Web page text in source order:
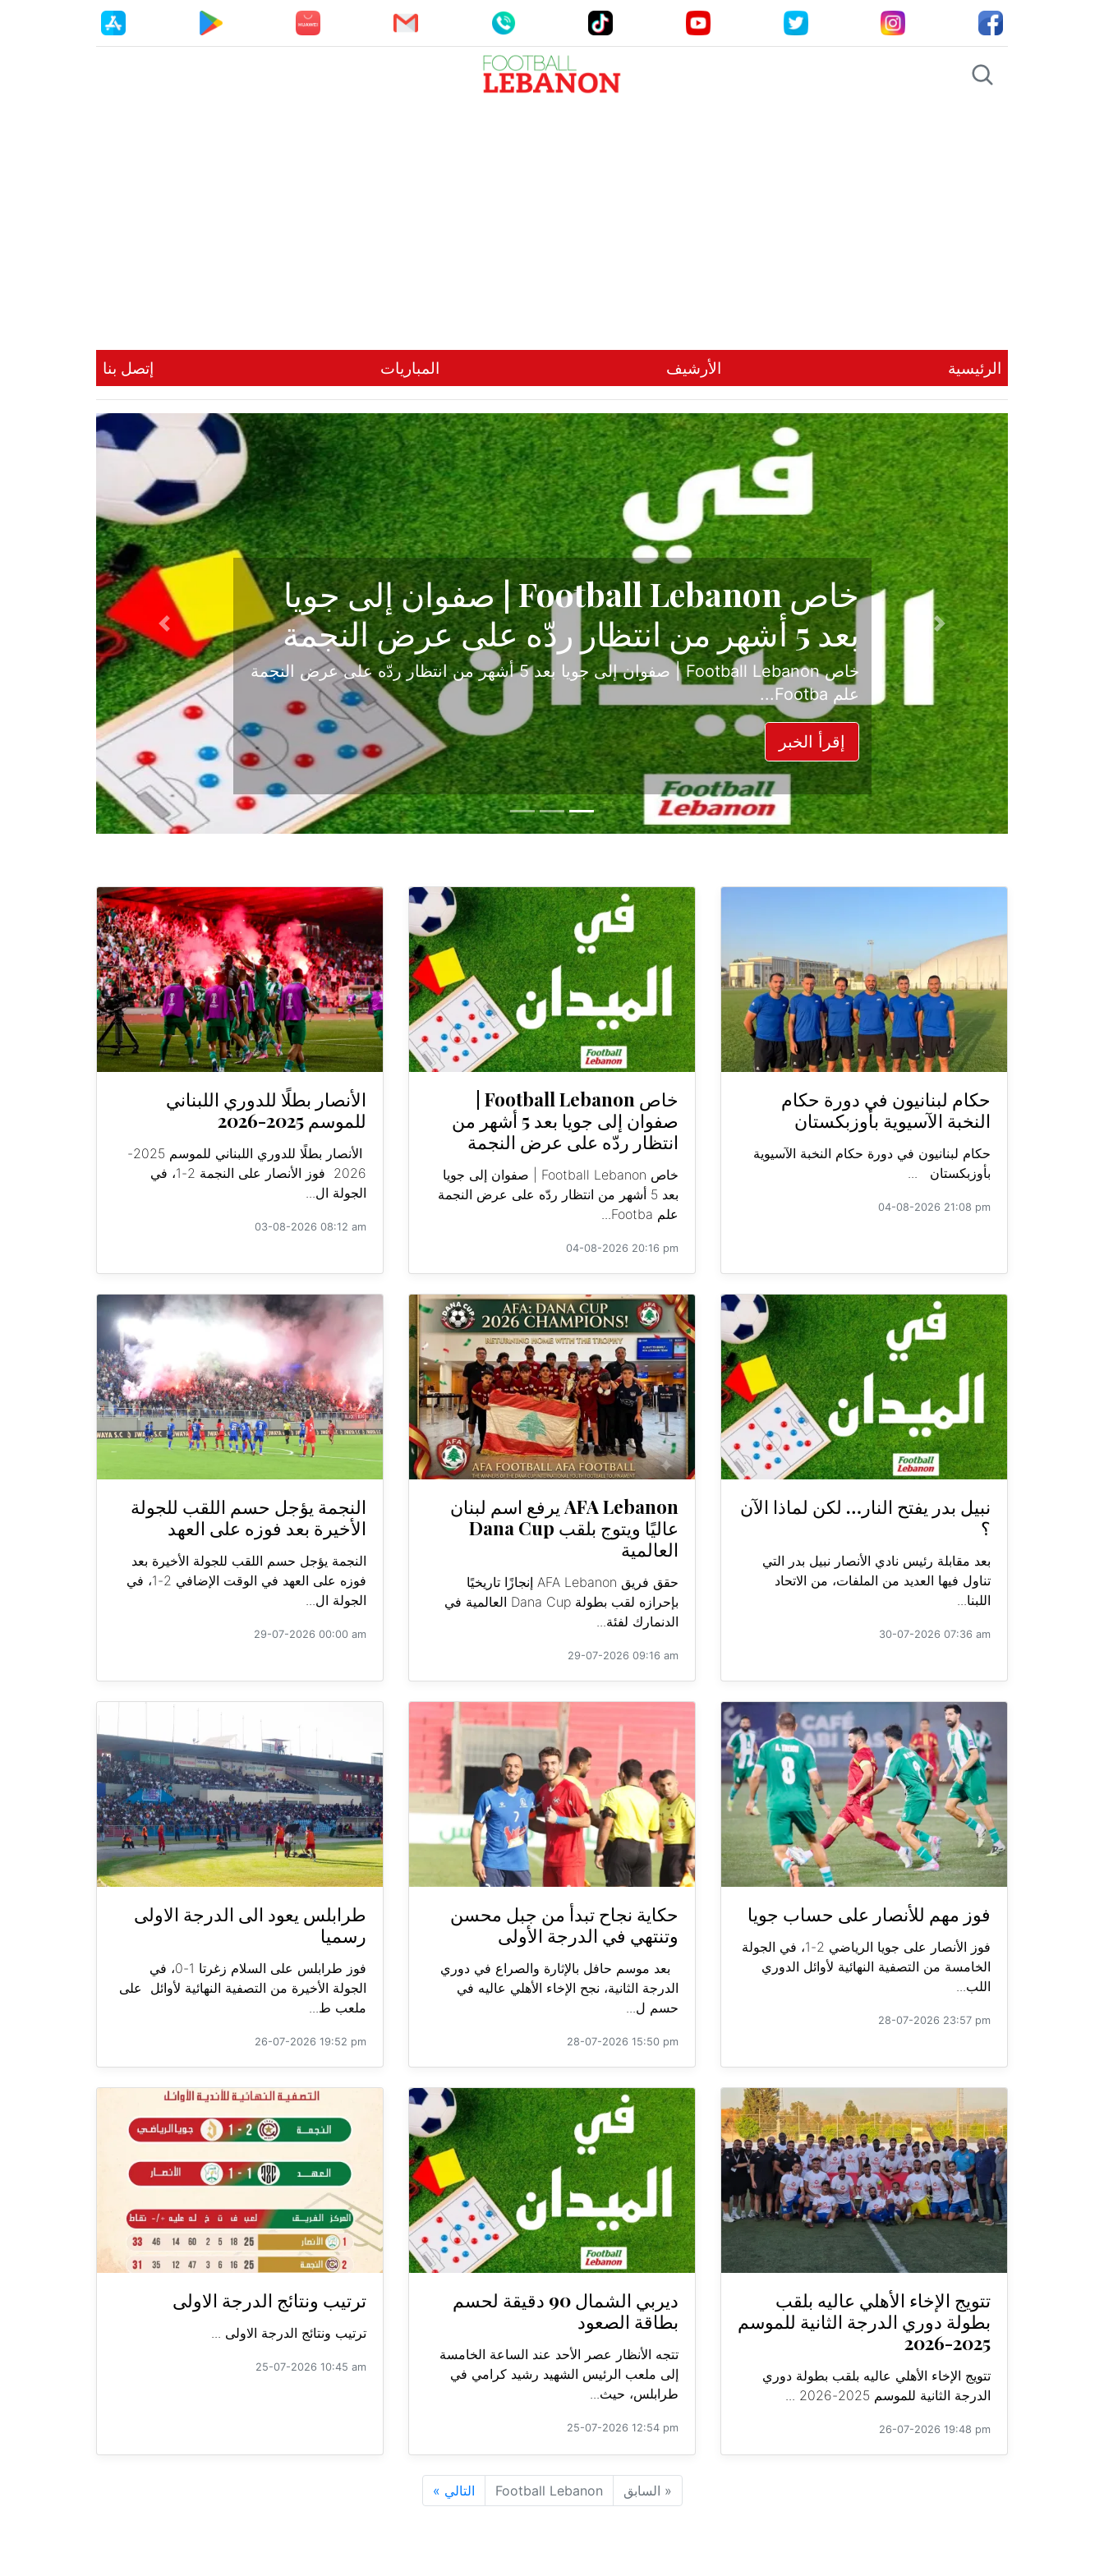
الرئيسية الأرشيف المباريات إتصل بنا
حكاية نجاح تبدأ من جبل محسن وتنتهي في
الدرجة الأولى
بعد موسم حافل بالإثارة والصراع في دوري الدرجة الثانية، نجح الإخاء الأهلي عاليه في
حسم ل...
إقرأ الخبر
Previous
Next
حكام لبنانيون في دورة حكام
النخبة الآسيوية بأوزبكستان
حكام لبنانيون في دورة حكام النخبة الآسيوية
بأوزبكستان ...
04-08-2026 21:08 pm
صفوان إلى جويا بعد 5 أشهر من
انتظار ردّه على عرض النجمة
خاص Football Lebanon | صفوان إلى جويا
بعد 5 أشهر من انتظار ردّه على عرض النجمة
علم Footba...
04-08-2026 20:16 pm
الأنصار بطلًا للدوري اللبناني
للموسم 2025-2026
الأنصار بطلًا للدوري اللبناني للموسم 2025-
2026 فوز الأنصار على النجمة 2-1، في
الجولة ال...
03-08-2026 08:12 am
نبيل بدر يفتح النار… لكن لماذا الآن
؟
بعد مقابلة رئيس نادي الأنصار نبيل بدر التي
تناول فيها العديد من الملفات، من الاتحاد
اللبنا...
30-07-2026 07:36 am
AFA Lebanon يرفع اسم لبنان
عاليًا ويتوج بلقب Dana Cup
العالمية
حقق فريق AFA Lebanon إنجازًا تاريخيًا
بإحرازه لقب بطولة Dana Cup العالمية في
الدنمارك لفئة...
29-07-2026 09:16 am
النجمة يؤجل حسم اللقب للجولة
الأخيرة بعد فوزه على العهد
النجمة يؤجل حسم اللقب للجولة الأخيرة بعد
فوزه على العهد في الوقت الإضافي 2-1، في
الجولة ال...
29-07-2026 00:00 am
فوز مهم للأنصار على حساب جويا
فوز الأنصار على جويا الرياضي 2-1، في الجولة
الخامسة من التصفية النهائية لأوائل الدوري
اللب...
28-07-2026 23:57 pm
حكاية نجاح تبدأ من جبل محسن
وتنتهي في الدرجة الأولى
بعد موسم حافل بالإثارة والصراع في دوري
الدرجة الثانية، نجح الإخاء الأهلي عاليه في
حسم ل...
28-07-2026 15:50 pm
طرابلس يعود الى الدرجة الاولى
رسميا
فوز طرابلس على السلام زغرتا 1-0، في
الجولة الأخيرة من التصفية النهائية لأوائل على
ملعب ط...
26-07-2026 19:52 pm
تتويج الإخاء الأهلي عاليه بلقب
بطولة دوري الدرجة الثانية للموسم
2025-2026
تتويج الإخاء الأهلي عاليه بلقب بطولة دوري
الدرجة الثانية للموسم 2025-2026 ...
26-07-2026 19:48 pm
ديربي الشمال 90 دقيقة لحسم
بطاقة الصعود
تتجه الأنظار عصر الأحد عند الساعة الخامسة
إلى ملعب الرئيس الشهيد رشيد كرامي في
طرابلس، حيث...
25-07-2026 12:54 pm
ترتيب ونتائج الدرجة الاولى
ترتيب ونتائج الدرجة الاولى ...
25-07-2026 10:45 am
« السابق Football Lebanon التالي »